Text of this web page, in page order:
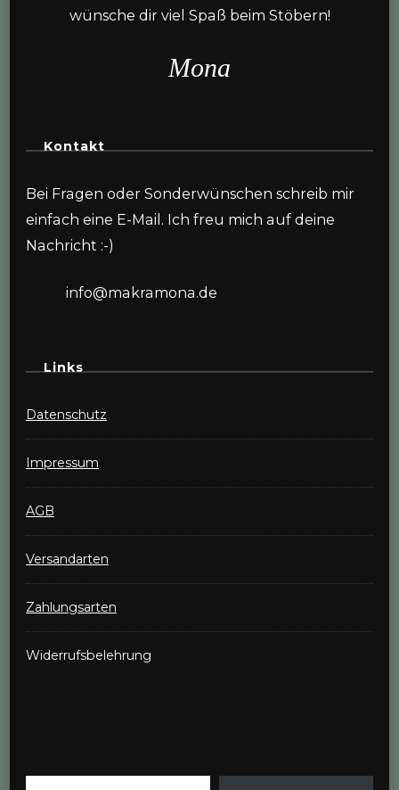
wünsche dir viel Spaß beim Stöbern!
Mona
Kontakt
Bei Fragen oder Sonderwünschen schreib mir
einfach eine E-Mail. Ich freu mich auf deine
Nachricht :-)
info@makramona.de
Links
Datenschutz
Impressum
AGB
Versandarten
Zahlungsarten
Widerrufsbelehrung
Gib deine E-Mail-Adresse ein ...